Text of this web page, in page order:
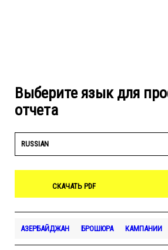
Выберите язык для
отчета
RUSSIAN
СКАЧАТЬ PDF
АЗЕРБАЙДЖАН БРОШЮРА КАМПАНИИ